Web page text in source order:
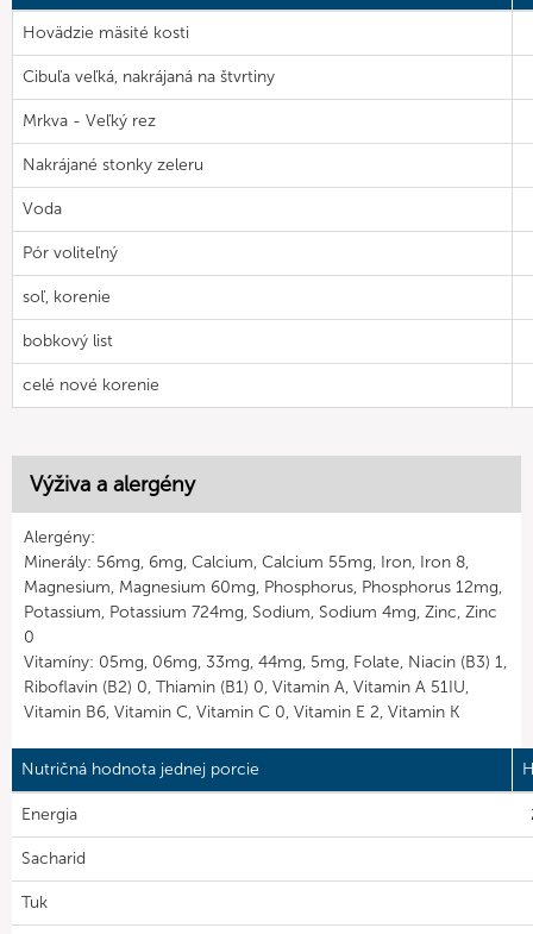
Hovädzie mäsité kosti
Cibuľa veľká, nakrájaná na štvrtiny
Mrkva - Veľký rez
Nakrájané stonky zeleru
Voda
Pór voliteľný
soľ, korenie
bobkový list
celé nové korenie
Výživa a alergény
Alergény:
Minerály: 56mg, 6mg, Calcium, Calcium 55mg, Iron, Iron 8,
Magnesium, Magnesium 60mg, Phosphorus, Phosphorus 12mg,
Potassium, Potassium 724mg, Sodium, Sodium 4mg, Zinc, Zinc
0
Vitamíny: 05mg, 06mg, 33mg, 44mg, 5mg, Folate, Niacin (B3) 1,
Riboflavin (B2) 0, Thiamin (B1) 0, Vitamin A, Vitamin A 51IU,
Vitamin B6, Vitamin C, Vitamin C 0, Vitamin E 2, Vitamin K
Nutričná hodnota jednej porcie
Energia
Sacharid
Tuk